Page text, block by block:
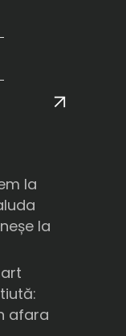
la
la
afara